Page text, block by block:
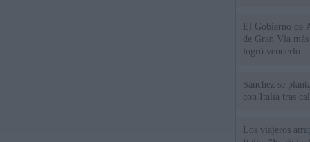
El Gobierno de
de Gran Vía
logró venderlo
Sánchez se
con Italia tras
Los viajeros